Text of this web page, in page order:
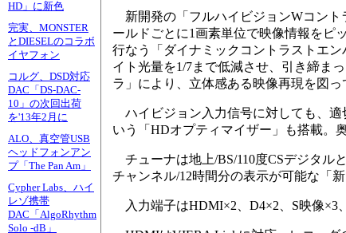
HD」に新色
完実、MONSTER
とDIESELのコラボ
イヤフォン
コルグ、DSD対応
DAC「DS-DAC-
10」の次回出荷
を'13年2月に
ALO、真空管USB
ヘッドフォンアン
プ「The Pan Am」
Cypher Labs、ハイ
レゾ携帯
DAC「AlgoRhythm
Solo -dB」
新開発の「フルハイビジョンWコント
ールドごとに1画素単位で映像情報をピ
行なう「ダイナミックコントラストエ
イト光量を1/7まで低減させ、引き締ま
ラ」により、立体感ある映像再現を図っ
ハイビジョン入力信号に対しても、適
いう「HDオプティマイザー」も搭載。
チューナは地上/BS/110度CSデジタル
チャンネル/12時間分の表示が可能な「
入力端子はHDMI×2、D4×2、S映像×3